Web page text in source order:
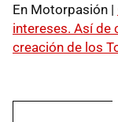
En Motorpasión |
intereses. Así de
creación de los